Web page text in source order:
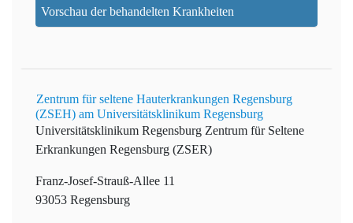
Vorschau der behandelten Krankheiten
Zentrum für seltene Hauterkrankungen Regensburg
(ZSEH) am Universitätsklinikum Regensburg
Universitätsklinikum Regensburg Zentrum für Seltene
Erkrankungen Regensburg (ZSER)
Franz-Josef-Strauß-Allee 11
93053 Regensburg